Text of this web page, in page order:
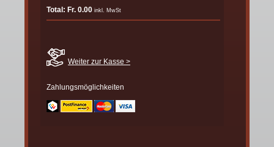
Total: Fr. 0.00 inkl. MwSt
Weiter zur Kasse >
Zahlungsmöglichkeiten